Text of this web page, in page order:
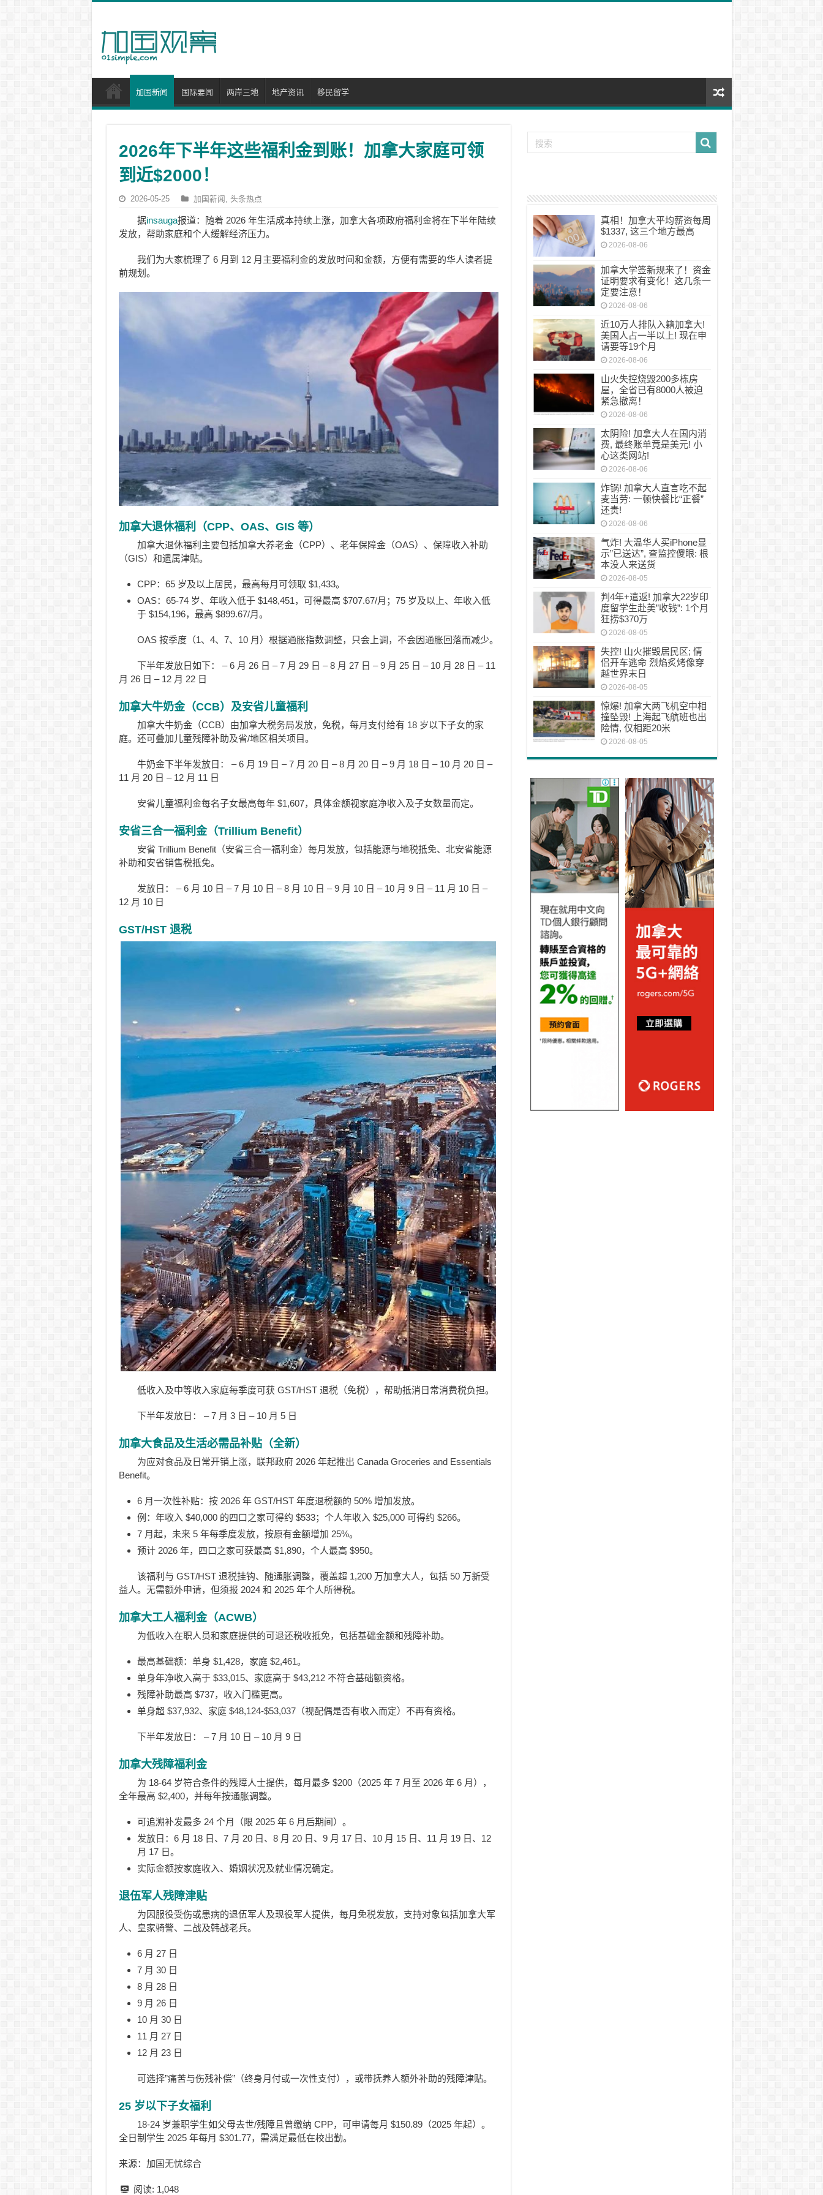
加国新闻 国际要闻 两岸三地 地产资讯 移民留学
2026年下半年这些福利金到账！加拿大家庭可领
到近$2000！
2026-05-25 加国新闻 , 头条热点
据insauga报道：随着 2026 年生活成本持续上涨，加拿大各项政府福利金将在下半年陆续
发放，帮助家庭和个人缓解经济压力。
我们为大家梳理了 6 月到 12 月主要福利金的发放时间和金额，方便有需要的华人读者提
前规划。
加拿大退休福利（CPP、OAS、GIS 等）
加拿大退休福利主要包括加拿大养老金（CPP）、老年保障金（OAS）、保障收入补助
（GIS）和遗属津贴。
CPP：65 岁及以上居民，最高每月可领取 $1,433。
OAS：65-74 岁、年收入低于 $148,451，可得最高 $707.67/月；75 岁及以上、年收入低
于 $154,196，最高 $899.67/月。
OAS 按季度（1、4、7、10 月）根据通胀指数调整，只会上调，不会因通胀回落而减少。
下半年发放日如下： – 6 月 26 日 – 7 月 29 日 – 8 月 27 日 – 9 月 25 日 – 10 月 28 日 – 11
月 26 日 – 12 月 22 日
加拿大牛奶金（CCB）及安省儿童福利
加拿大牛奶金（CCB）由加拿大税务局发放，免税，每月支付给有 18 岁以下子女的家
庭。还可叠加儿童残障补助及省/地区相关项目。
牛奶金下半年发放日： – 6 月 19 日 – 7 月 20 日 – 8 月 20 日 – 9 月 18 日 – 10 月 20 日 –
11 月 20 日 – 12 月 11 日
安省儿童福利金每名子女最高每年 $1,607，具体金额视家庭净收入及子女数量而定。
安省三合一福利金（Trillium Benefit）
安省 Trillium Benefit（安省三合一福利金）每月发放，包括能源与地税抵免、北安省能源
补助和安省销售税抵免。
发放日： – 6 月 10 日 – 7 月 10 日 – 8 月 10 日 – 9 月 10 日 – 10 月 9 日 – 11 月 10 日 –
12 月 10 日
GST/HST 退税
低收入及中等收入家庭每季度可获 GST/HST 退税（免税），帮助抵消日常消费税负担。
下半年发放日： – 7 月 3 日 – 10 月 5 日
加拿大食品及生活必需品补贴（全新）
为应对食品及日常开销上涨，联邦政府 2026 年起推出 Canada Groceries and Essentials
Benefit。
6 月一次性补贴：按 2026 年 GST/HST 年度退税额的 50% 增加发放。
例：年收入 $40,000 的四口之家可得约 $533；个人年收入 $25,000 可得约 $266。
7 月起，未来 5 年每季度发放，按原有金额增加 25%。
预计 2026 年，四口之家可获最高 $1,890，个人最高 $950。
该福利与 GST/HST 退税挂钩、随通胀调整，覆盖超 1,200 万加拿大人，包括 50 万新受
益人。无需额外申请，但须报 2024 和 2025 年个人所得税。
加拿大工人福利金（ACWB）
为低收入在职人员和家庭提供的可退还税收抵免，包括基础金额和残障补助。
最高基础额：单身 $1,428，家庭 $2,461。
单身年净收入高于 $33,015、家庭高于 $43,212 不符合基础额资格。
残障补助最高 $737，收入门槛更高。
单身超 $37,932、家庭 $48,124-$53,037（视配偶是否有收入而定）不再有资格。
下半年发放日： – 7 月 10 日 – 10 月 9 日
加拿大残障福利金
为 18-64 岁符合条件的残障人士提供，每月最多 $200（2025 年 7 月至 2026 年 6 月），
全年最高 $2,400，并每年按通胀调整。
可追溯补发最多 24 个月（限 2025 年 6 月后期间）。
发放日：6 月 18 日、7 月 20 日、8 月 20 日、9 月 17 日、10 月 15 日、11 月 19 日、12
月 17 日。
实际金额按家庭收入、婚姻状况及就业情况确定。
退伍军人残障津贴
为因服役受伤或患病的退伍军人及现役军人提供，每月免税发放，支持对象包括加拿大军
人、皇家骑警、二战及韩战老兵。
6 月 27 日
7 月 30 日
8 月 28 日
9 月 26 日
10 月 30 日
11 月 27 日
12 月 23 日
可选择”痛苦与伤残补偿”（终身月付或一次性支付），或带抚养人额外补助的残障津贴。
25 岁以下子女福利
18-24 岁兼职学生如父母去世/残障且曾缴纳 CPP，可申请每月 $150.89（2025 年起）。
全日制学生 2025 年每月 $301.77，需满足最低在校出勤。
来源：加国无忧综合
阅读: 1,048
真相！加拿大平均薪资每周
$1337, 这三个地方最高
2026-08-06
加拿大学签新规来了！资金
证明要求有变化！这几条一
定要注意！
2026-08-06
近10万人排队入籍加拿大!
美国人占一半以上! 现在申
请要等19个月
2026-08-06
山火失控烧毁200多栋房
屋，全省已有8000人被迫
紧急撤离！
2026-08-06
太阴险! 加拿大人在国内消
费, 最终账单竟是美元! 小
心这类网站!
2026-08-06
炸锅! 加拿大人直言吃不起
麦当劳: 一顿快餐比“正餐”
还贵!
2026-08-06
气炸! 大温华人买iPhone显
示”已送达”, 查监控傻眼: 根
本没人来送货
2026-08-05
判4年+遣返! 加拿大22岁印
度留学生赴美”收钱”: 1个月
狂捞$370万
2026-08-05
失控! 山火摧毁居民区; 情
侣开车逃命 烈焰炙烤像穿
越世界末日
2026-08-05
惊爆! 加拿大两飞机空中相
撞坠毁! 上海起飞航班也出
险情, 仅相距20米
2026-08-05